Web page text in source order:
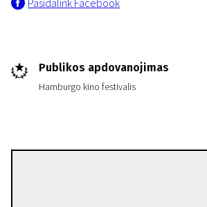
Pasidalink Facebook
Publikos apdovanojimas
Hamburgo kino festivalis